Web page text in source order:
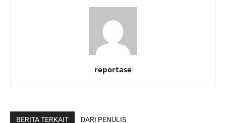
reportase
BERITA TERKAIT DARI PENULIS